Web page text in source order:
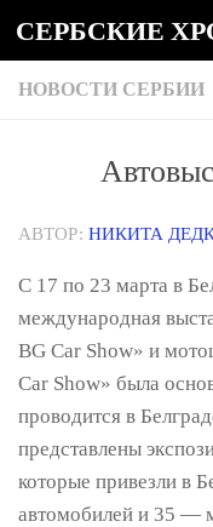
Под записью
НОВОСТИ СЕРБИИ
АВТОР: НИКИТА
С 17 по 23 марта в
международная
BG Car Show» и
Car Show» была
проводится в
представлены
которые привезли в
автомобилей и 35 —